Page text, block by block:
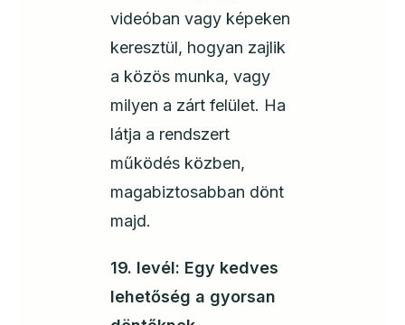
videóban vagy képeken
keresztül, hogyan zajlik
a közös munka, vagy
milyen a zárt felület. Ha
látja a rendszert
működés közben,
magabiztosabban dönt
majd.
19. levél: Egy kedves
lehetőség a gyorsan